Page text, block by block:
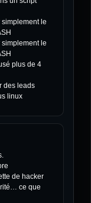
le
le
plus de 4
des leads
linux
de hacker
ce que